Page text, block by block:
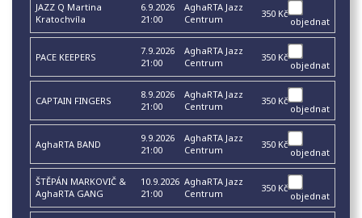
JAZZ Q Martina
Kratochvíla
6.9.2026
21:00
AghaRTA Jazz
Centrum
350 Kč
objednat
PACE KEEPERS
7.9.2026
21:00
AghaRTA Jazz
Centrum
350 Kč
objednat
CAPTAIN FINGERS
8.9.2026
21:00
AghaRTA Jazz
Centrum
350 Kč
objednat
AghaRTA BAND
9.9.2026
21:00
AghaRTA Jazz
Centrum
350 Kč
objednat
ŠTĚPÁN MARKOVIČ &
AghaRTA GANG
10.9.2026
21:00
AghaRTA Jazz
Centrum
350 Kč
objednat